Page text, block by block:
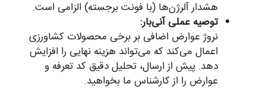
هشدار آلرژن‌ها (با فونت برجسته) الزامی است.
توصیه عملی آنی‌بار:
نروژ عوارض اضافی بر برخی محصولات کشاورزی
اعمال می‌کند که می‌تواند هزینه نهایی را افزایش
دهد. پیش از ارسال، تحلیل دقیق کد تعرفه و
عوارض را از کارشناس ما بخواهید.